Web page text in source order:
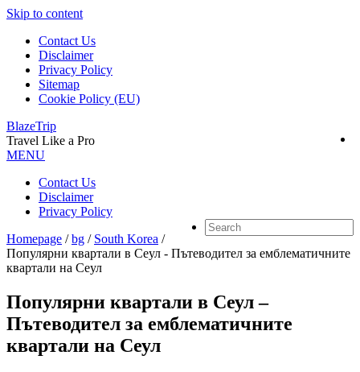
Skip to content
Contact Us
Disclaimer
Privacy Policy
Sitemap
Cookie Policy (EU)
BlazeTrip
Travel Like a Pro
MENU
Contact Us
Disclaimer
Privacy Policy
Homepage / bg / South Korea /
Популярни квартали в Сеул - Пътеводител за емблематичните
квартали на Сеул
Популярни квартали в Сеул –
Пътеводител за емблематичните
квартали на Сеул